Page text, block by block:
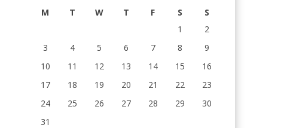
M
T W T F S
S
1
2
3
4 5 6 7 8
9
10
11 12 13 14 15
16
17
18 19 20 21 22
23
24
25 26 27 28 29
30
31